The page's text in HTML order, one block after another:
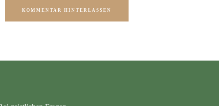
KOMMENTAR HINTERLASSEN